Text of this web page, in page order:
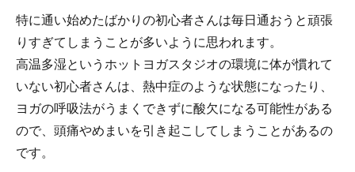
特に通い始めたばかりの初心者さんは毎日通おうと頑張
りすぎてしまうことが多いように思われます。
高温多湿というホットヨガスタジオの環境に体が慣れて
いない初心者さんは、熱中症のような状態になったり、
ヨガの呼吸法がうまくできずに酸欠になる可能性がある
ので、頭痛やめまいを引き起こしてしまうことがあるの
です。